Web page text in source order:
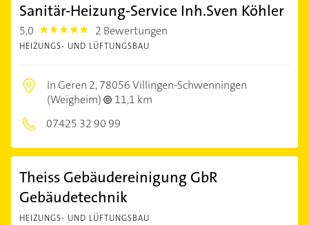
Sanitär-Heizung-Service Inh.Sven Köhler
5,0 5.0 2 Bewertungen
HEIZUNGS- UND LÜFTUNGSBAU
In Geren 2,78056 Villingen-Schwenningen
(Weigheim)
11,1 km
07425 32 90 99
Theiss Gebäudereinigung GbR
Gebäudetechnik
HEIZUNGS- UND LÜFTUNGSBAU